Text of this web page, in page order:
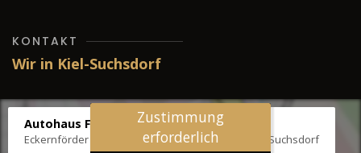
KONTAKT
Wir in Kiel-Suchsdorf
Autohaus Fräter
Eckernförder Str. /Klausbrooker Weg 1, 24107 Kiel-Suchsdorf
Zustimmung
erforderlich